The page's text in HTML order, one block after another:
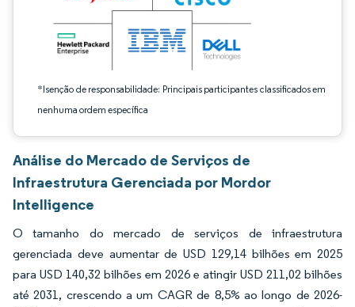
*Isenção de responsabilidade: Principais participantes classificados em
nenhuma ordem específica
Análise do Mercado de Serviços de
Infraestrutura Gerenciada por Mordor
Intelligence
O tamanho do mercado de serviços de infraestrutura
gerenciada deve aumentar de USD 129,14 bilhões em 2025
para USD 140,32 bilhões em 2026 e atingir USD 211,02 bilhões
até 2031, crescendo a um CAGR de 8,5% ao longo de 2026-